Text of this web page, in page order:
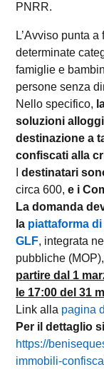
PNRR.
L’Avviso punta
determinate
famiglie e
persone senza
Nello specifico,
soluzioni
destinazione a
confiscati alla
destinatari
circa 600, e i
La domanda
la piattaforma
GLF, integrata
pubbliche
partire dal 1
le 17:00 del 31
Link alla pagina
Per il dettaglio
https://
immobili-